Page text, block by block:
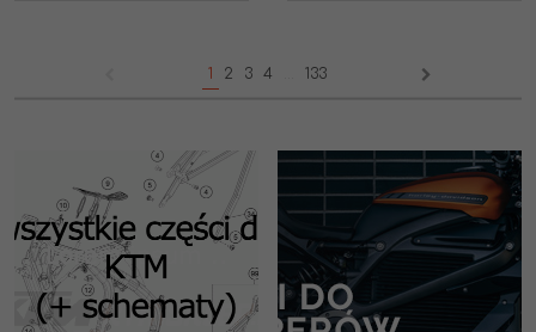
1 2 3 4 133